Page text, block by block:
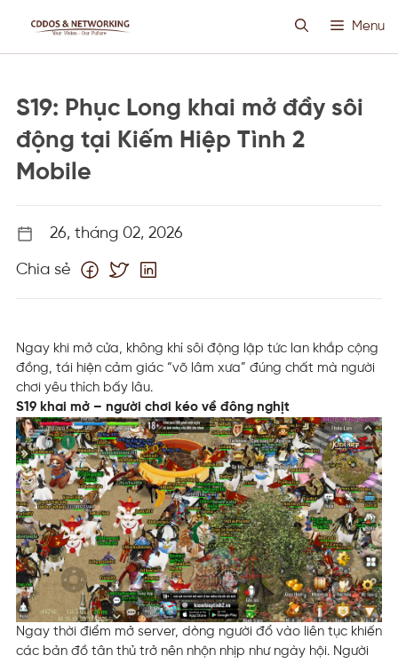
Menu
CLOUD VPS
PROXY CUSTOM
TIN TỨC
S19: Phục Long khai mở đầy sôi
động tại Kiếm Hiệp Tình 2
Mobile
26, tháng 02, 2026
Chia sẻ
Ngay khi mở cửa, không khí sôi động lập tức lan khắp cộng
đồng, tái hiện cảm giác “võ lâm xưa” đúng chất mà người
chơi yêu thích bấy lâu.
S19 khai mở – người chơi kéo về đông nghịt
Ngay thời điểm mở server, dòng người đổ vào liên tục khiến
các bản đồ tân thủ trở nên nhộn nhịp như ngày hội. Người